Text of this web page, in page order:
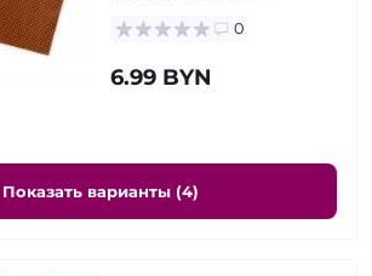
0
6.99 BYN
Показать варианты (4)